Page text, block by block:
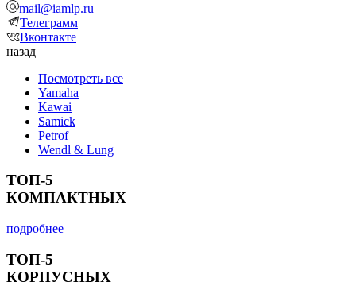
mail@iamlp.ru
Телеграмм
Вконтакте
назад
Посмотреть все
Yamaha
Kawai
Samick
Petrof
Wendl & Lung
ТОП-5
КОМПАКТНЫХ
подробнее
ТОП-5
КОРПУСНЫХ